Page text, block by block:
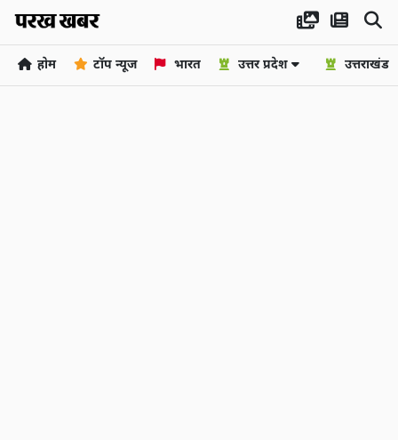
होम टॉप न्यूज भारत उत्तर प्रदेश उत्तराखंड